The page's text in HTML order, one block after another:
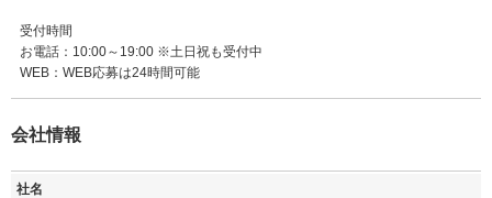
受付時間
お電話：10:00～19:00 ※土日祝も受付中
WEB：WEB応募は24時間可能
会社情報
社名